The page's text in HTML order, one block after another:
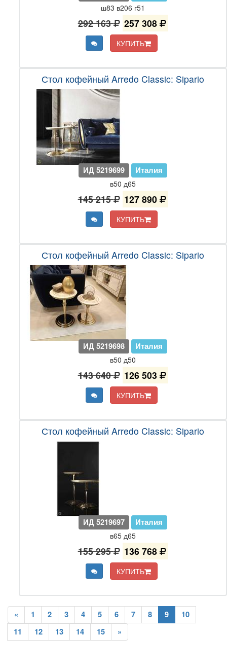
ш83 в206 г51
292 163 257 308
КУПИТЬ
Стол кофейный Arredo Classic: Sipario
ИД 5219699 Италия
в50 д65
145 215 127 890
КУПИТЬ
Стол кофейный Arredo Classic: Sipario
ИД 5219698 Италия
в50 д50
143 640 126 503
КУПИТЬ
Стол кофейный Arredo Classic: Sipario
ИД 5219697 Италия
в65 д65
155 295 136 768
КУПИТЬ
« 1 2 3 4 5 6 7 8 9
10
11
12 13 14 15 »